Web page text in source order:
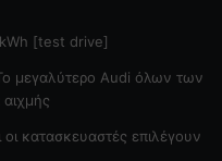
[test drive]
μεγαλύτερο Audi όλων των
οι κατασκευαστές επιλέγουν